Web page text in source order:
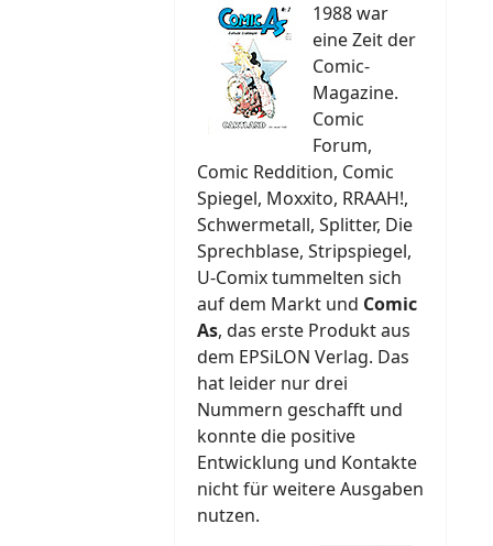
1988 war
eine Zeit der
Comic-
Magazine.
Comic
Forum,
Comic Reddition, Comic
Spiegel, Moxxito, RRAAH!,
Schwermetall, Splitter, Die
Sprechblase, Stripspiegel,
U-Comix tummelten sich
auf dem Markt und Comic
As, das erste Produkt aus
dem EPSiLON Verlag. Das
hat leider nur drei
Nummern geschafft und
konnte die positive
Entwicklung und Kontakte
nicht für weitere Ausgaben
nutzen.